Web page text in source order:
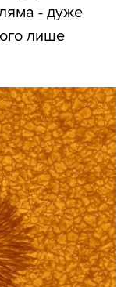
- дуже
лише